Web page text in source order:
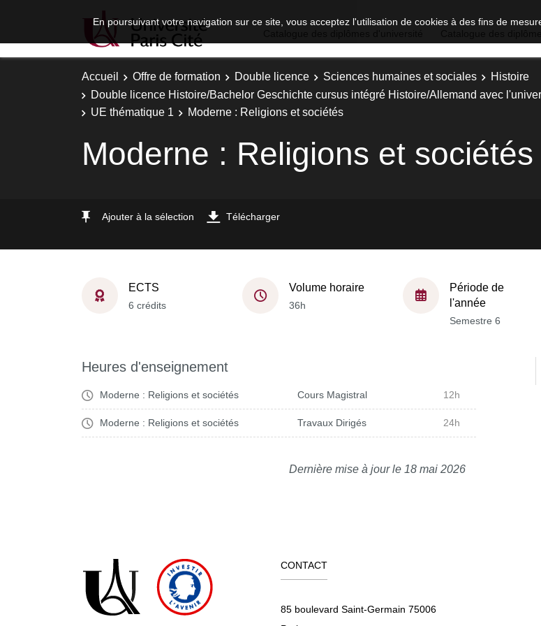
En poursuivant votre navigation sur ce site, vous acceptez l'utilisation de cookies à des fins de
Accueil Offre de formation Double licence Sciences humaines et sociales
Histoire
Double licence Histoire/Bachelor Geschichte cursus intégré Histoire/Allemand avec
UE thématique 1
Moderne : Religions et sociétés
Moderne : Religions et sociétés
Ajouter à la sélection Télécharger
ECTS
6 crédits
Volume horaire
36h
Période de
l'année
Semestre 6
Heures d'enseignement
Moderne : Religions et sociétés Cours Magistral 12h
Moderne : Religions et sociétés Travaux Dirigés 24h
Dernière mise à jour le 18 mai 2026
CONTACT
85 boulevard Saint-Germain 75006